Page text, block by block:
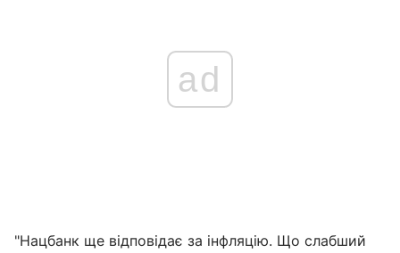
ad
"Нацбанк ще відповідає за інфляцію. Що слабший